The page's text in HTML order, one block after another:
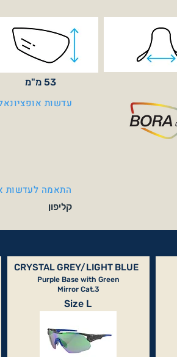
53 מ"מ
עדשות
התאמה לעדשות
קליפון
CRYSTAL GREY/LIGHT BLUE
Purple Base with Green
Mirror Cat.3
Size L